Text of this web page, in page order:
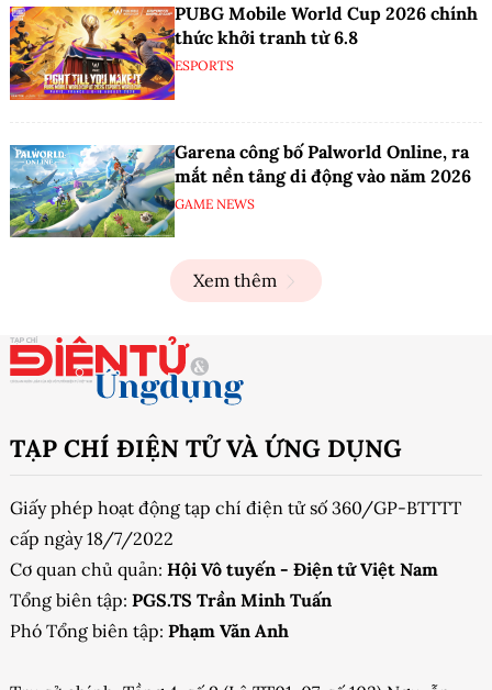
PUBG Mobile World Cup 2026 chính
thức khởi tranh từ 6.8
ESPORTS
Garena công bố Palworld Online, ra
mắt nền tảng di động vào năm 2026
GAME NEWS
Xem thêm
TẠP CHÍ ĐIỆN TỬ VÀ ỨNG DỤNG
Giấy phép hoạt động tạp chí điện tử số 360/GP-BTTTT
cấp ngày 18/7/2022
Cơ quan chủ quản: Hội Vô tuyến - Điện tử Việt Nam
Tổng biên tập: PGS.TS Trần Minh Tuấn
Phó Tổng biên tập: Phạm Văn Anh